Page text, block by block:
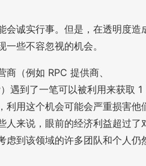
会诚实行事。但是，在透明度造
些不容忽视的机会。
（例如 RPC 提供商、
）遇到了一笔可以被利用来获取 1
利用这个机会可能会严重损害他
人来说，眼前的经济利益超过了
虑到该领域的许多团队和个人仍